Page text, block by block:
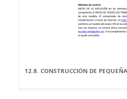
12.8. CONSTRUCCIÓN DE